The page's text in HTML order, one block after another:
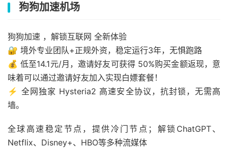
狗狗加速机场
狗狗加速 ，解锁互联网 全新体验
🔐 境外专业团队+正规外资，稳定运行3年，无惧跑路
💰 低至14.1元/月，邀请好友可获得 50%购买金额返现，意
味着可以通过邀请好友加入实现白嫖套餐！
⚡ 全网独家 Hysteria2 高速安全协议，抗封锁，无需高
墙。
全球高速稳定节点，提供冷门节点；解锁ChatGPT、
Netflix、Disney+、HBO等多种流媒体